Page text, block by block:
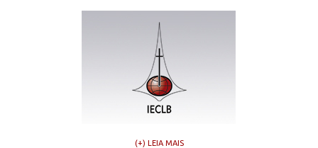
(+) LEIA MAIS